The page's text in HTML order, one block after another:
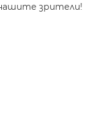
зрители!